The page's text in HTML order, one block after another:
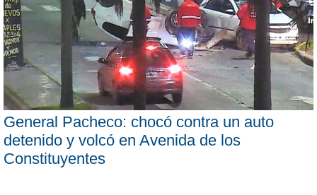
General Pacheco: chocó contra un auto
detenido y volcó en Avenida de los
Constituyentes